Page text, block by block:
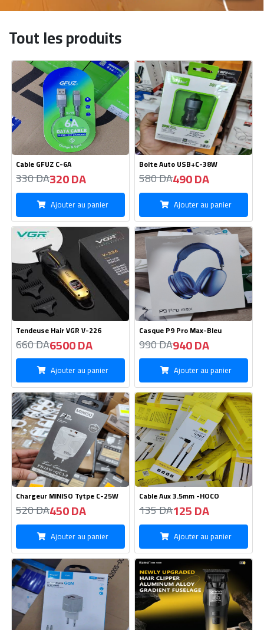
Tout les produits
Cable GFUZ C-6A
330 DA320 DA
Ajouter au panier
Boite Auto USB+C-38W
580 DA490 DA
Ajouter au panier
Tendeuse Hair VGR V-226
660 DA6500 DA
Ajouter au panier
Casque P9 Pro Max-Bleu
990 DA940 DA
Ajouter au panier
Chargeur MINISO Tytpe C-25W
520 DA450 DA
Ajouter au panier
Cable Aux 3.5mm -HOCO
135 DA125 DA
Ajouter au panier